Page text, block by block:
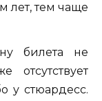
лет, тем чаще
билета не
отсутствует
у стюардесс.